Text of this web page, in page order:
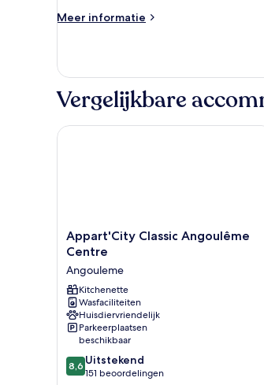
laden
Meer informatie
Meer
Room
Vergelijkbare
Appart'City
Classic
Centre
Angouleme
Appart'City Classic Angoulême
Centre
Angouleme
Kitchenette
Wasfaciliteiten
Huisdiervriendelijk
Parkeerplaatsen
beschikbaar
8.6
van
8,6 Uitstekend
151 beoordelingen
Appart'City Classic Angoulême